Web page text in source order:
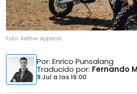
Foto:Aether Apparel
Por: Enrico Punsalang
Traducido por: Fernando
9 Jul a las16:00